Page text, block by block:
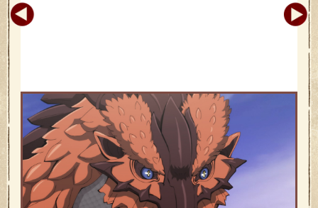
あらすじ
グレンナイリとの決戦が始まる――！ 鉱人たちの援護射
撃を受けながら、グレンナイリと対峙するセラフィーナと
ヴェーオル。二人は銀晶華と雷声によって“炎の吐息”を